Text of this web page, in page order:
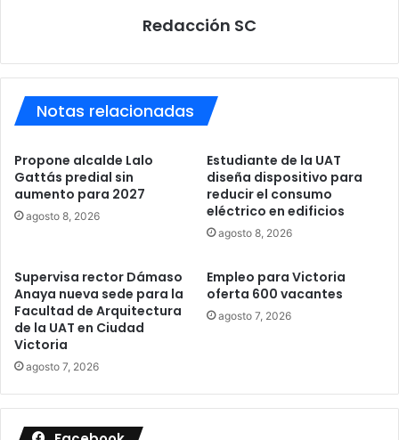
Redacción SC
Notas relacionadas
Propone alcalde Lalo
Gattás predial sin
aumento para 2027
agosto 8, 2026
Estudiante de la UAT
diseña dispositivo para
reducir el consumo
eléctrico en edificios
agosto 8, 2026
Supervisa rector Dámaso
Anaya nueva sede para la
Facultad de Arquitectura
de la UAT en Ciudad
Victoria
agosto 7, 2026
Empleo para Victoria
oferta 600 vacantes
agosto 7, 2026